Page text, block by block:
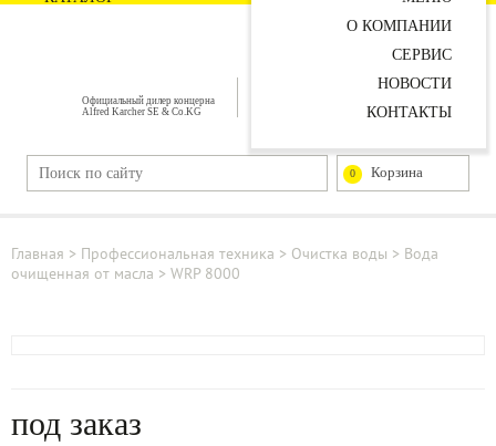
Официальный дилер концерна
Alfred Karcher SE & Co.KG
О КОМПАНИИ
СЕРВИС
НОВОСТИ
КОНТАКТЫ
0 Корзина
Главная > Профессиональная техника > Очистка воды > Вода
очищенная от масла > WRP 8000
под заказ